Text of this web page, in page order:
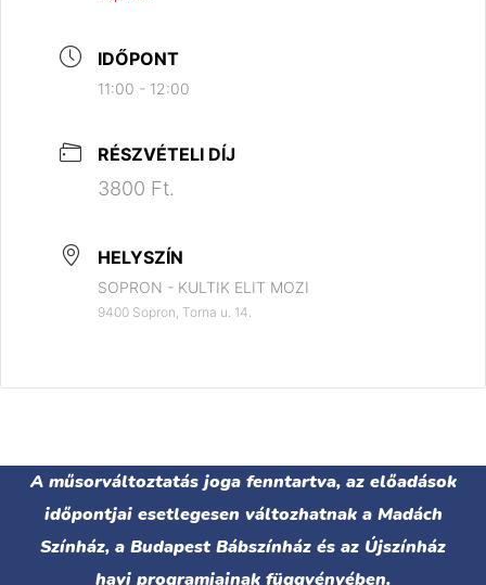
IDŐPONT
11:00 - 12:00
RÉSZVÉTELI DÍJ
3800 Ft.
HELYSZÍN
SOPRON - KULTIK ELIT MOZI
9400 Sopron, Torna u. 14.
A műsorváltoztatás joga fenntartva, az előadások
időpontjai esetlegesen változhatnak a Madách
Színház, a Budapest Bábszínház és az Újszínház
havi programjainak függvényében.